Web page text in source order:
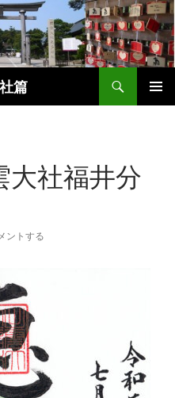
篇
社福井分
ントする